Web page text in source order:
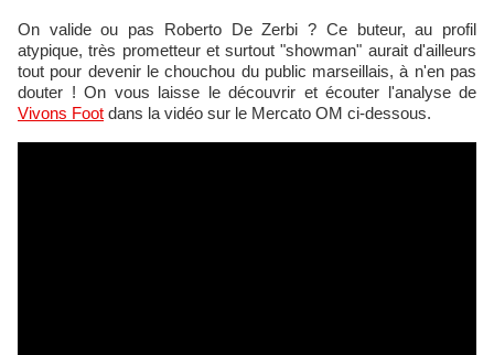
On valide ou pas Roberto De Zerbi ? Ce buteur, au profil
atypique, très prometteur et surtout "showman" aurait d'ailleurs
tout pour devenir le chouchou du public marseillais, à n'en pas
douter ! On vous laisse le découvrir et écouter l'analyse de
Vivons Foot dans la vidéo sur le Mercato OM ci-dessous.